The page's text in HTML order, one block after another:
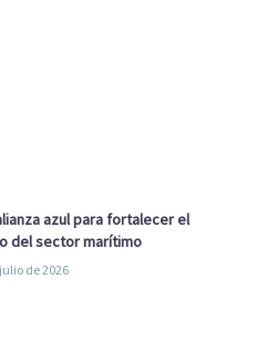
azul para fortalecer el
del sector marítimo
de 2026